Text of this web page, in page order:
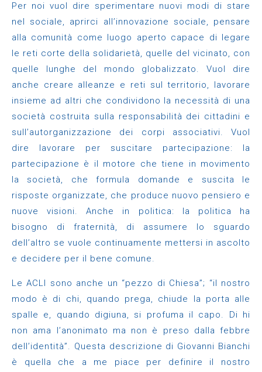
Per noi vuol dire sperimentare nuovi modi di stare
nel sociale, aprirci all’innovazione sociale, pensare
alla comunità come luogo aperto capace di legare
le reti corte della solidarietà, quelle del vicinato, con
quelle lunghe del mondo globalizzato. Vuol dire
anche creare alleanze e reti sul territorio, lavorare
insieme ad altri che condividono la necessità di una
società costruita sulla responsabilità dei cittadini e
sull’autorganizzazione dei corpi associativi. Vuol
dire lavorare per suscitare partecipazione: la
partecipazione è il motore che tiene in movimento
la società, che formula domande e suscita le
risposte organizzate, che produce nuovo pensiero e
nuove visioni. Anche in politica: la politica ha
bisogno di fraternità, di assumere lo sguardo
dell’altro se vuole continuamente mettersi in ascolto
e decidere per il bene comune.
Le ACLI sono anche un “pezzo di Chiesa”; “il nostro
modo è di chi, quando prega, chiude la porta alle
spalle e, quando digiuna, si profuma il capo. Di hi
non ama l’anonimato ma non è preso dalla febbre
dell’identità”. Questa descrizione di Giovanni Bianchi
è quella che a me piace per definire il nostro